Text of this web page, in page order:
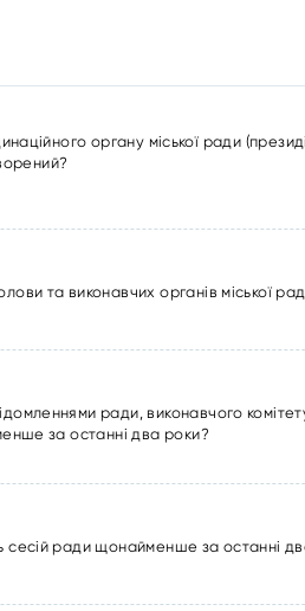
органу міської ради
та виконавчих органів міської
ради, виконавчого
за останні два роки?
сесій ради щонайменше за останні